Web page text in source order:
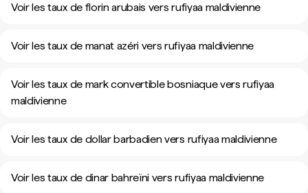
Voir les taux de florin arubais vers rufiyaa maldivienne
Voir les taux de manat azéri vers rufiyaa maldivienne
Voir les taux de mark convertible bosniaque vers rufiyaa
maldivienne
Voir les taux de dollar barbadien vers rufiyaa maldivienne
Voir les taux de dinar bahreïni vers rufiyaa maldivienne